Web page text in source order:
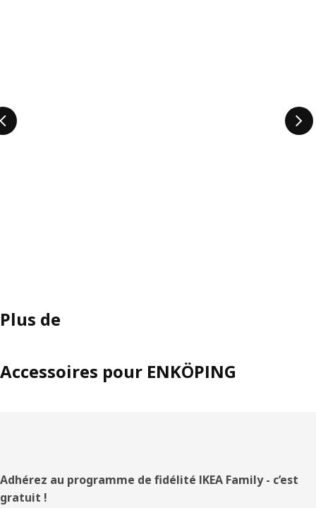
Plus de
Accessoires pour ENKÖPING
Pied
Adhérez au programme de fidélité IKEA Family - c’est
gratuit !